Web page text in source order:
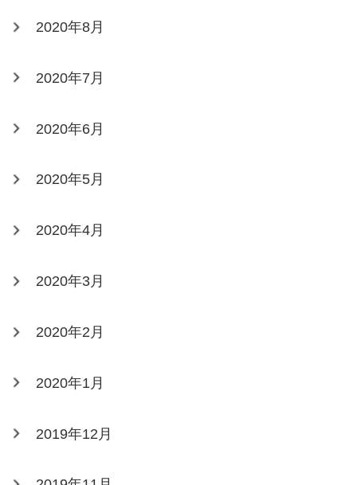
2020年8月
2020年7月
2020年6月
2020年5月
2020年4月
2020年3月
2020年2月
2020年1月
2019年12月